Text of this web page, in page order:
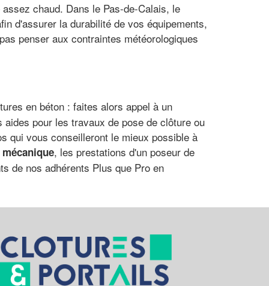
chaud. Dans le Pas-de-Calais, le
d'assurer la durabilité de vos équipements,
penser aux contraintes météorologiques
en béton : faites alors appel à un
pour les travaux de pose de clôture ou
qui vous conseilleront le mieux possible à
, les prestations d'un poseur de
de nos adhérents Plus que Pro en